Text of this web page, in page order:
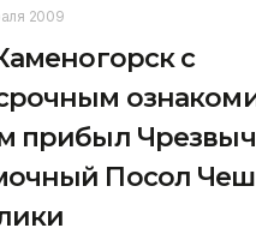
2009
с
прибыл
Посол